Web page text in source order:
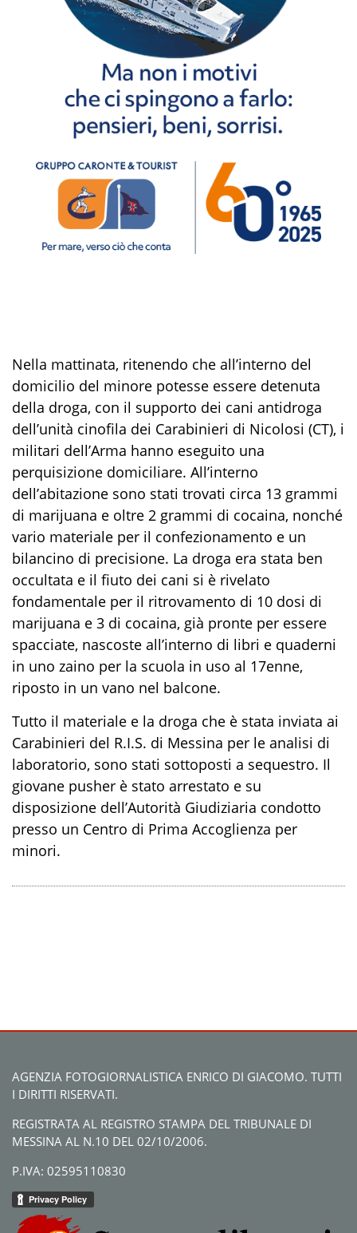
Nella mattinata, ritenendo che all’interno del
domicilio del minore potesse essere detenuta
della droga, con il supporto dei cani antidroga
dell’unità cinofila dei Carabinieri di Nicolosi (CT), i
militari dell’Arma hanno eseguito una
perquisizione domiciliare. All’interno
dell’abitazione sono stati trovati circa 13 grammi
di marijuana e oltre 2 grammi di cocaina, nonché
vario materiale per il confezionamento e un
bilancino di precisione. La droga era stata ben
occultata e il fiuto dei cani si è rivelato
fondamentale per il ritrovamento di 10 dosi di
marijuana e 3 di cocaina, già pronte per essere
spacciate, nascoste all’interno di libri e quaderni
in uno zaino per la scuola in uso al 17enne,
riposto in un vano nel balcone.
Tutto il materiale e la droga che è stata inviata ai
Carabinieri del R.I.S. di Messina per le analisi di
laboratorio, sono stati sottoposti a sequestro. Il
giovane pusher è stato arrestato e su
disposizione dell’Autorità Giudiziaria condotto
presso un Centro di Prima Accoglienza per
minori.
AGENZIA FOTOGIORNALISTICA ENRICO DI GIACOMO. TUTTI
I DIRITTI RISERVATI.
REGISTRATA AL REGISTRO STAMPA DEL TRIBUNALE DI
MESSINA AL N.10 DEL 02/10/2006.
P.IVA: 02595110830